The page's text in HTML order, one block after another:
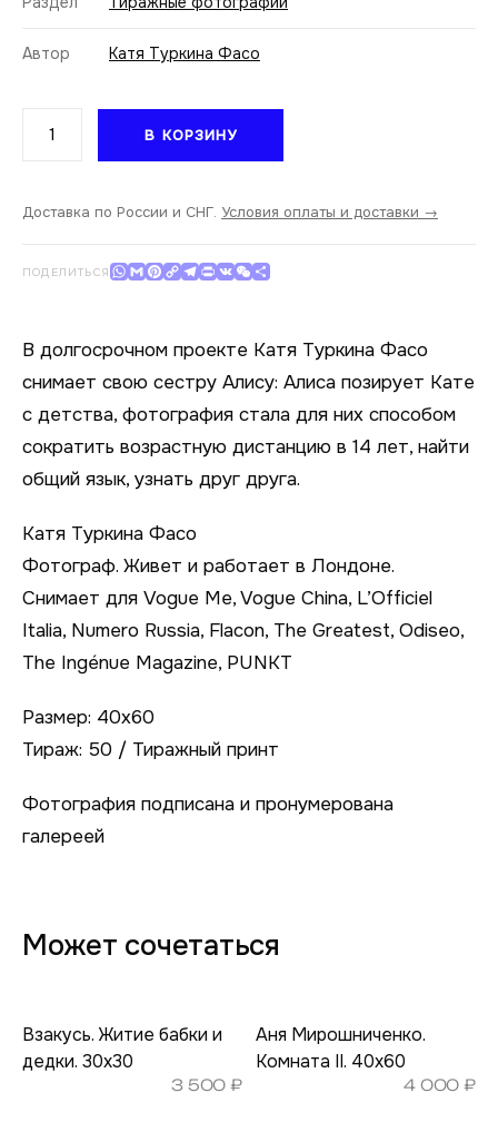
Автор Катя Туркина Фасо
товара
Фасо.
IV.
В КОРЗИНУ
Доставка по России и СНГ. Условия оплаты и доставки →
ПОДЕЛИТЬСЯ WhatsApp
Gmail
Pinterest
Copy LinkTelegram
Print
VKWeChat
В долгосрочном проекте Катя Туркина Фасо
снимает свою сестру Алису: Алиса позирует Кате
с детства, фотография стала для них способом
сократить возрастную дистанцию в 14 лет, найти
общий язык, узнать друг друга.
Катя Туркина Фасо
Фотограф. Живет и работает в Лондоне.
Снимает для Vogue Me, Vogue China, L’Officiel
Italia, Numero Russia, Flacon, The Greatest, Odiseo,
The Ingénue Magazine, PUNKT
Размер: 40х60
Тираж: 50 / Тиражный принт
Фотография подписана и пронумерована
галереей
Может сочетаться
Взакусь. Житие бабки и
дедки. 30х30
3 500₽
Аня Мирошниченко.
Комната II. 40х60
4 000₽